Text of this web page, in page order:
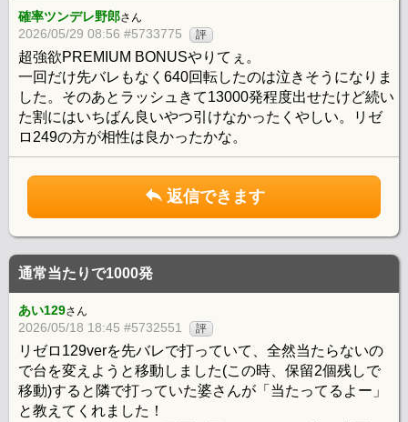
確率ツンデレ野郎さん
2026/05/29 08:56 #5733775 評
超強欲PREMIUM BONUSやりてぇ。
一回だけ先バレもなく640回転したのは泣きそうになりま
した。そのあとラッシュきて13000発程度出せたけど続い
た割にはいちばん良いやつ引けなかったくやしい。リゼ
ロ249の方が相性は良かったかな。
返信できます
通常当たりで1000発
あい129さん
2026/05/18 18:45 #5732551 評
リゼロ129verを先バレで打っていて、全然当たらないの
で台を変えようと移動しました(この時、保留2個残しで
移動)すると隣で打っていた婆さんが「当たってるよー」
と教えてくれました！